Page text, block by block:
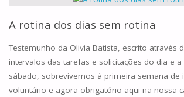
A rotina dos dias sem rotina
Testemunho da Olivia Batista, escrito através
intervalos das tarefas e solicitações do dia e
sábado, sobrevivemos à primeira semana de
voluntário e agora obrigatório aqui na nossa